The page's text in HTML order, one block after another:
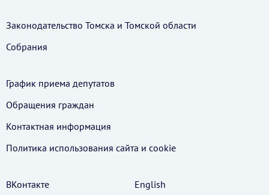
Законодательство Томска и Томской области
Собрания
График приема депутатов
Обращения граждан
Контактная информация
Политика использования cайта и cookie
ВКонтакте English